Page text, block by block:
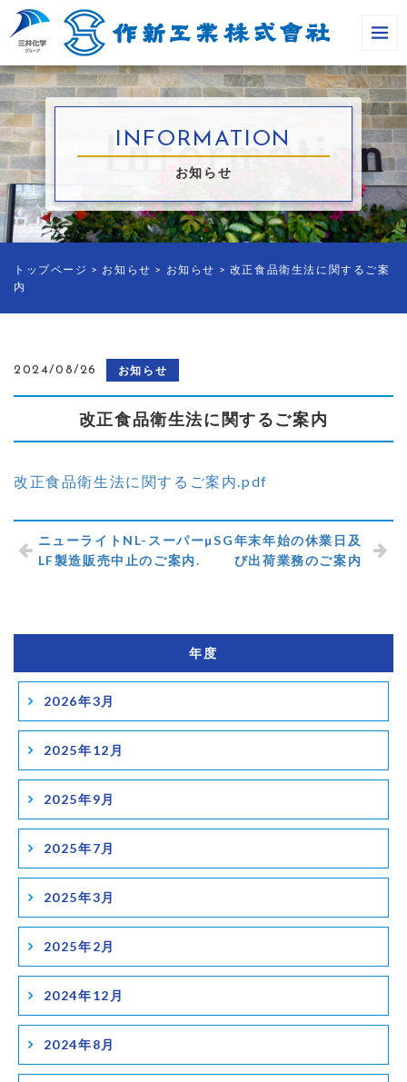
INFORMATION
お知らせ
トップページ > お知らせ > お知らせ > 改正食品衛生法に関するご案
内
年度
2026年3月
2025年12月
2025年9月
2025年7月
2025年3月
2025年2月
2024年12月
2024年8月
2024/08/26 お知らせ
改正食品衛生法に関するご案内
改正食品衛生法に関するご案内.pdf
ニューライトNL-スーパーµSG
LF製造販売中止のご案内.
年末年始の休業日及
び出荷業務のご案内